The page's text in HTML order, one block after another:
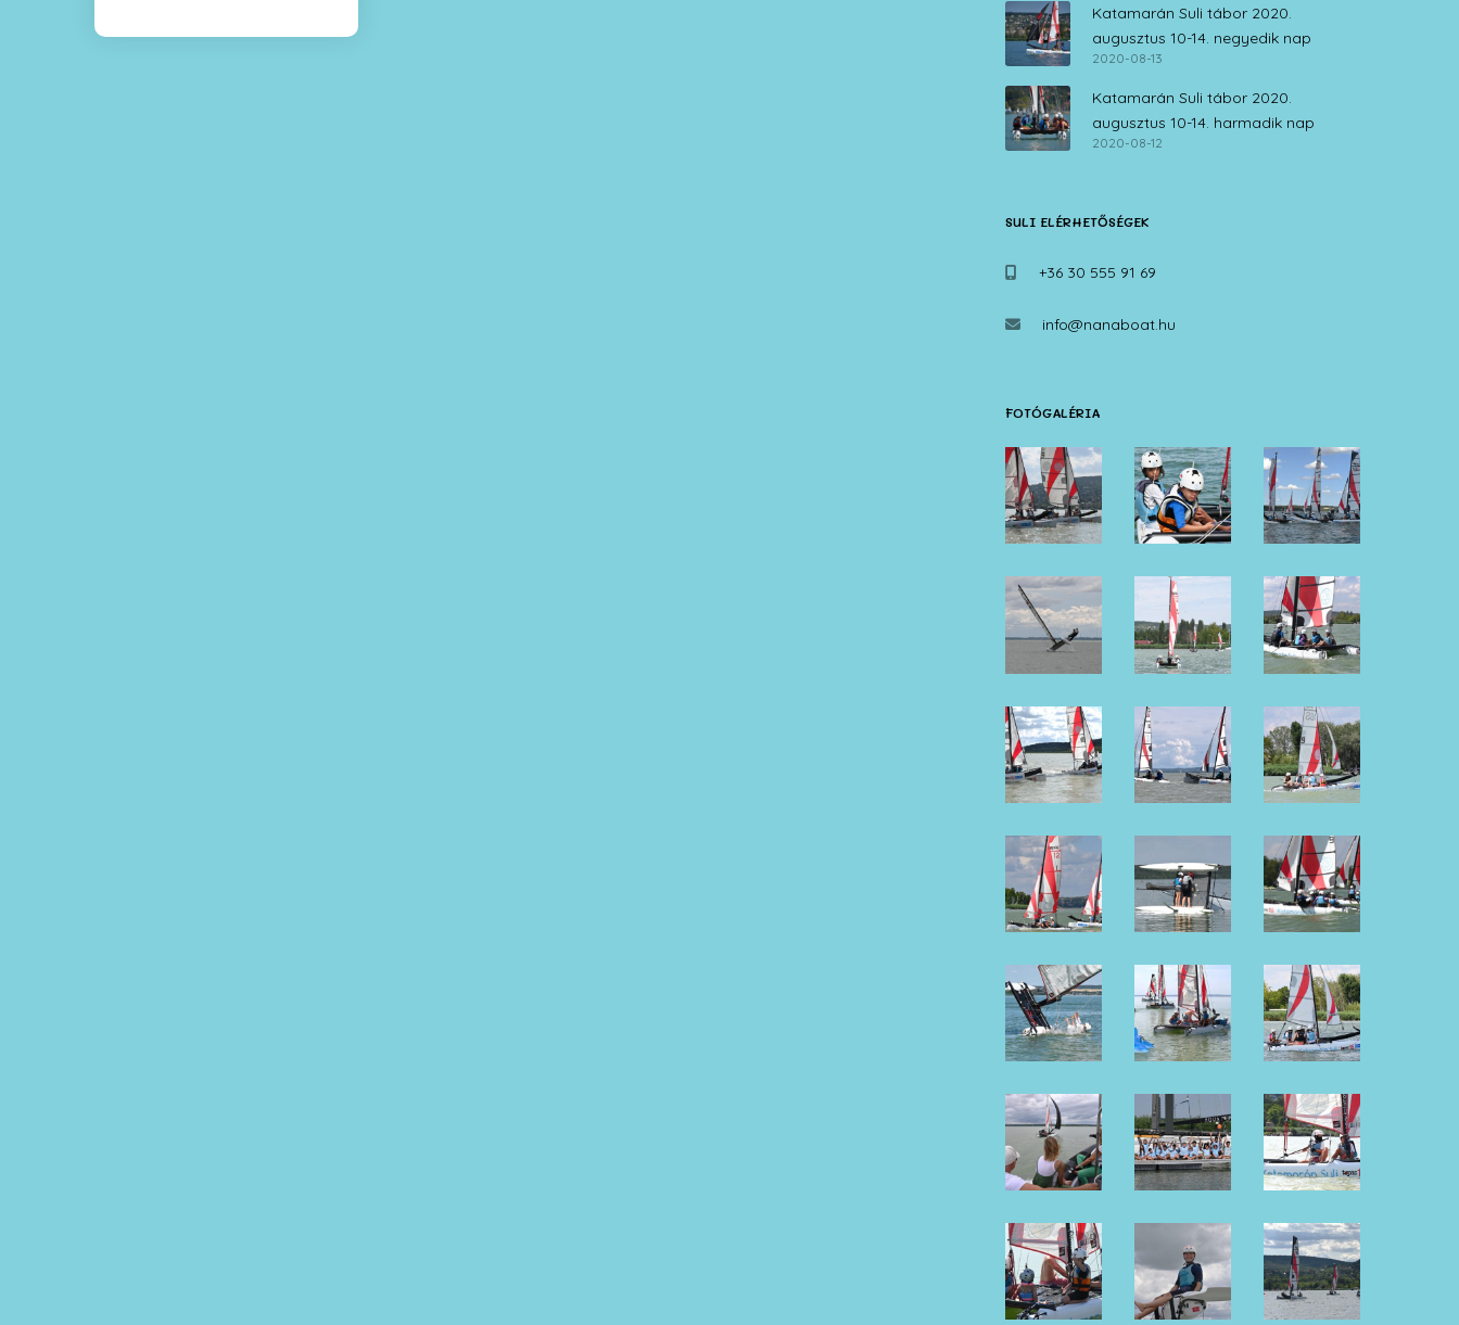
Katamarán Suli tábor 2020.
augusztus 10-14. negyedik nap
2020-08-13
Katamarán Suli tábor 2020.
augusztus 10-14. harmadik nap
2020-08-12
SULI ELÉRHETŐSÉGEK
+36 30 555 91 69
info@nanaboat.hu
FOTÓGALÉRIA